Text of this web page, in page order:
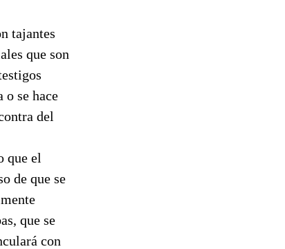
tajantes
que son
se hace
del
que el
de que se
que se
con